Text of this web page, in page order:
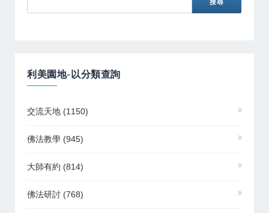
利美園地-以分類查詢
交流天地 (1150)
佛法教學 (945)
大師有約 (814)
佛法研討 (768)